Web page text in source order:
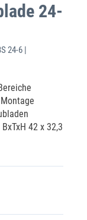
24-
24-6 |
42 x 32,3